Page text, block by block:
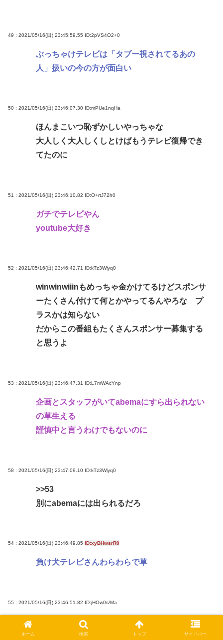
49 : 2021/05/16(日) 23:45:59.55 ID:2pVS4O2+0
ぶっちゃけテレビは「タブー視されてるあの
人」扱いの今の方が面白い
50 : 2021/05/16(日) 23:46:07.30 ID:mPUe1nqHa
ほんまこいつ恥ずかしいやっちゃな
大人しく大人しくしとけばもうテレビ復帰でき
てたのに
51 : 2021/05/16(日) 23:46:10.82 ID:O+rtJ72h0
ガチでテレビやん
youtube大好き
52 : 2021/05/16(日) 23:46:42.71 ID:kTz3Wiyq0
winwinwiiinもめっちゃ金かけてるけどスポンサ
ーたくさん付けて何とかやってるんやろな プ
ラスかは知らない
だからこの番組もたくさんスポンサー募集する
と思うよ
53 : 2021/05/16(日) 23:46:47.31 ID:L7mWAcYnp
企画とスタッフがいてabemaにすら出られない
の草生える
謹慎中と言うわけでもないのに
58 : 2021/05/16(日) 23:47:09.10 ID:kTz3Wiyq0
>>53
別にabemaには出られるだろ
54 : 2021/05/16(日) 23:46:49.85 ID:xyBHwsrR0
負け犬テレビさんわらわらで草
55 : 2021/05/16(日) 23:46:51.82 ID:jHOw0s/Ma
異種なのはいいんだがなんでミシュラン二つ星
と若手なの？
ホーム 検索 トップ サイドバー